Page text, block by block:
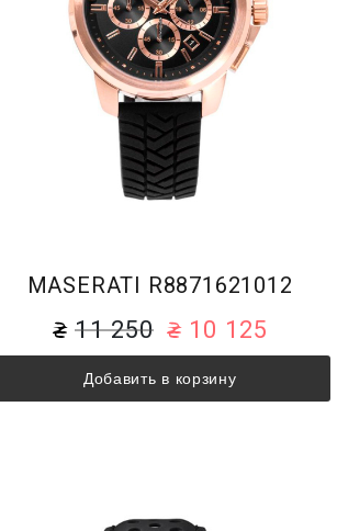
MASERATI R8871621012
11 250 10 125
Добавить в корзину